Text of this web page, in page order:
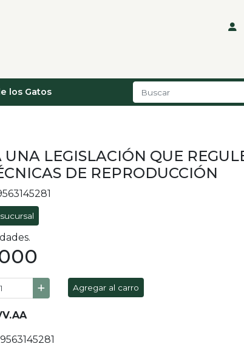
los Gatos
UNA LEGISLACIÓN QUE
DE REPRODUCCIÓN
Agregar al carro